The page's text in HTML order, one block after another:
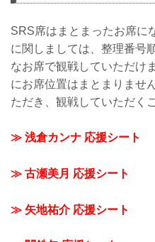
SRS席はまとまったお席に
に関しましては、整理番号
なお席で観戦していただけ
にお席位置はまとまりませ
ただき、観戦していただく
≫ 浅倉カンナ 応援シート
≫ 古瀬美月 応援シート
≫ 矢地祐介 応援シート